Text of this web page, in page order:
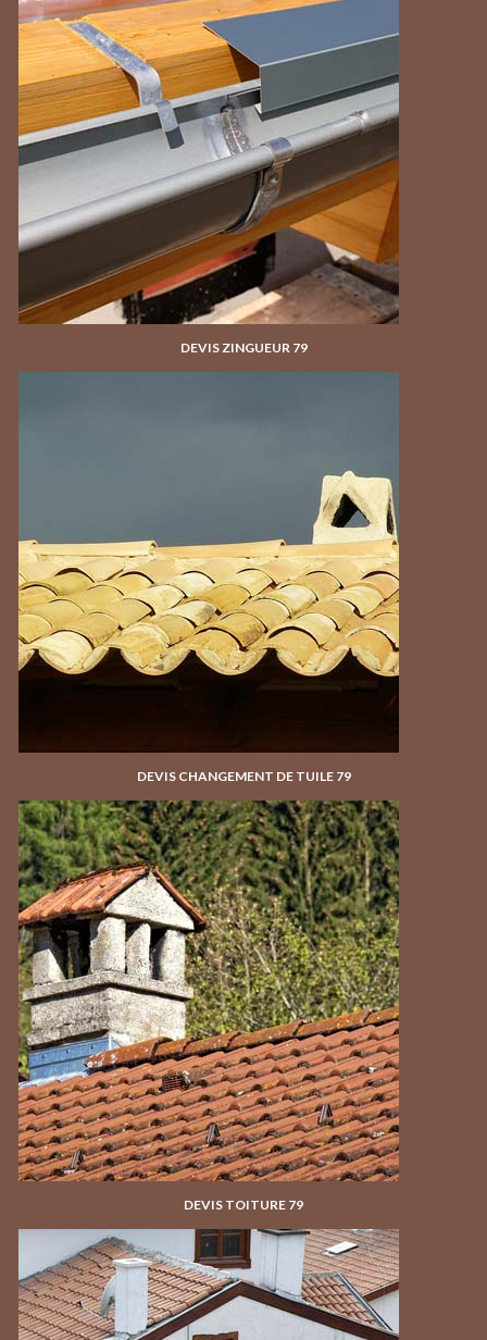
DEVIS ZINGUEUR 79
DEVIS CHANGEMENT DE TUILE 79
DEVIS TOITURE 79